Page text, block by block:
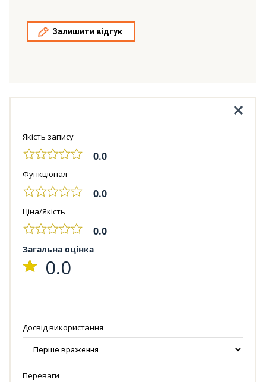
Залишити відгук
Якість запису
0.0
Функціонал
0.0
Ціна/Якість
0.0
Загальна оцінка
0.0
Досвід використання
Переваги